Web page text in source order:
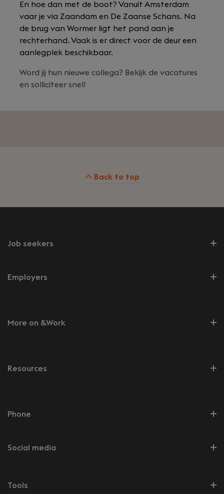
En hoe dan met de boot? Vanuit Amsterdam
vaar je via Zaandam en De Zaanse Schans. Na
de brug van Wormer ligt het pand aan je
rechterhand. Vaak is er direct voor de deur een
aanlegplek beschikbaar.
Word jij hun nieuwe collega? Bekijk de vacatures
en solliciteer snel!
Back to top
Job seekers
Employers
More on &Work
Resources
Phone
Social media
Tools